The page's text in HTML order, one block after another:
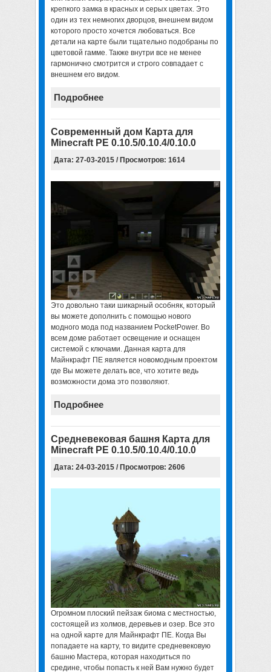
крепкого замка в красных и серых цветах. Это
один из тех немногих дворцов, внешнем видом
которого просто хочется любоваться. Все
детали на карте были тщательно подобраны по
цветовой гамме. Также внутри все не менее
гармонично смотрится и строго совпадает с
внешнем его видом.
Подробнее
Современный дом Карта для
Minecraft PE 0.10.5/0.10.4/0.10.0
Дата: 27-03-2015 / Просмотров: 1614
Это довольно таки шикарный особняк, который
вы можете дополнить с помощью нового
модного мода под названием PocketPower. Во
всем доме работает освещение и оснащен
системой с ключами. Данная карта для
Майнкрафт ПЕ является новомодным проектом
где Вы можете делать все, что хотите ведь
возможности дома это позволяют.
Подробнее
Средневековая башня Карта для
Minecraft PE 0.10.5/0.10.4/0.10.0
Дата: 24-03-2015 / Просмотров: 2606
Огромном плоский пейзаж биома с местностью,
состоящей из холмов, деревьев и озер. Все это
на одной карте для Майнкрафт ПЕ. Когда Вы
попадаете на карту, то видите средневековую
башню Мастера, которая находиться по
средине, чтобы попасть к ней Вам нужно будет